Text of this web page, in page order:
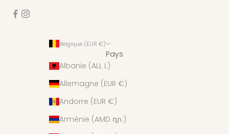
Belgique (EUR €)
Pays
Albanie (ALL L)
Allemagne (EUR €)
Andorre (EUR €)
Arménie (AMD դր.)